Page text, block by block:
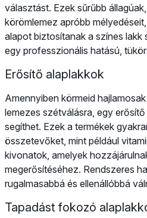
választást. Ezek sűrűbb
körömlemez apróbb
alapot biztosítanak a színes lakk
egy professzionális hatású,
Erősítő alaplakkok
Amennyiben körmeid
lemezes szétválásra, egy
segíthet. Ezek a termékek
összetevőket, mint például
kivonatok, amelyek
megerősítéséhez. Rendszeres
rugalmasabbá és ellenállóbbá
Tapadást fokozó